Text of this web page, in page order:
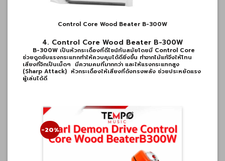
Control Core Wood Beater B-300W
4. Control Core Wood Beater B-300W
B-300W เป็นหัวกระเดื่องที่ดีไซน์ทันสมัยโดยมี Control Core
ช่วยดูดซับแรงกระแทกทำให้ควบคุมได้ดียิ่งขึ้น ทำจากไม้แท้จึงให้โทน
เสียงที่จิกเป็นเม็ดๆ มีความคมที่มากกว่า และให้แรงกระแทกสูง
(Sharp Attack) หัวกระเดื่องให้เสียงที่ดังทรงพลัง ช่วยประหยัดแรง
ผู้เล่นได้ดี
-20%